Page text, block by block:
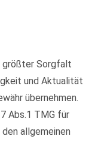
größter Sorgfalt
und Aktualität
übernehmen.
Abs.1 TMG für
allgemeinen